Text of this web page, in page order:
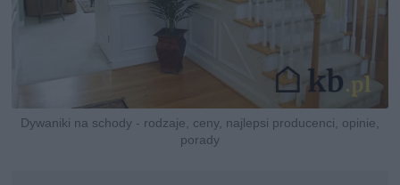
Dywaniki na schody - rodzaje, ceny, najlepsi producenci, opinie,
porady